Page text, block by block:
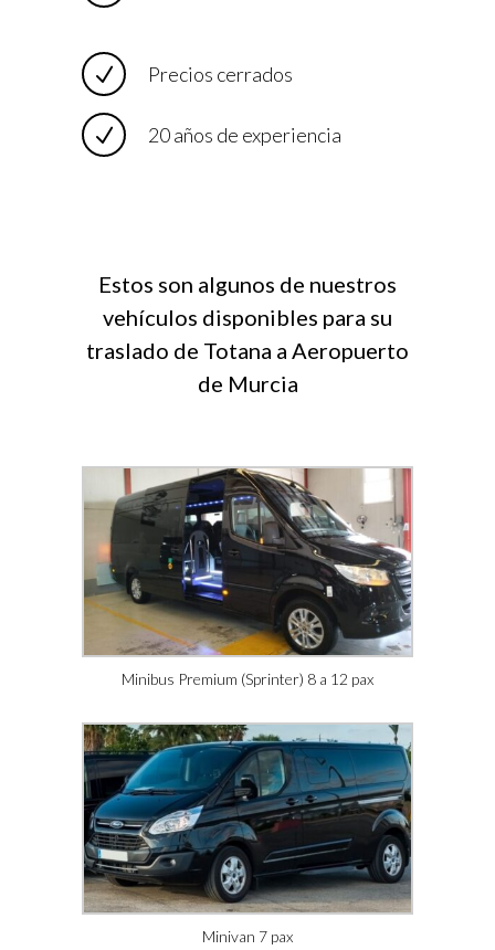
Precios cerrados
20 años de experiencia
Estos son algunos de nuestros
vehículos disponibles para su
traslado de Totana a Aeropuerto
de Murcia
Minibus Premium (Sprinter) 8 a 12 pax
Minivan 7 pax